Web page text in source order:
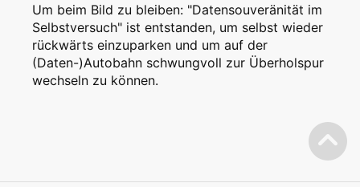
Um beim Bild zu bleiben: "Datensouveränität im
Selbstversuch" ist entstanden, um selbst wieder
rückwärts einzuparken und um auf der
(Daten-)Autobahn schwungvoll zur Überholspur
wechseln zu können.